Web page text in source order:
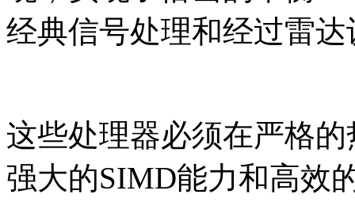
经典信号处理和经过雷
这些处理器必须在严格
强大的SIMD能力和高效